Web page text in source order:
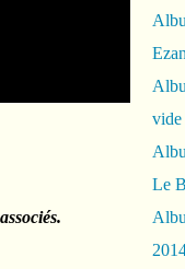
vide
Le